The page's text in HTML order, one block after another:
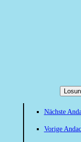
Nächste
Vorige